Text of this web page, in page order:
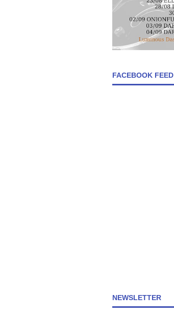
FACEBOOK FEED
NEWSLETTER